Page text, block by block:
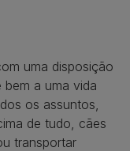
uma disposição
bem a uma vida
os assuntos,
de tudo, cães
transportar